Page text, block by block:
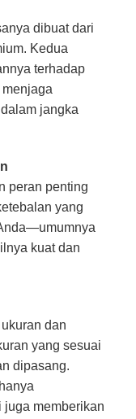
dibuat dari
Kedua
terhadap
menjaga
jangka
peran penting
yang
kuat dan
dan
yang sesuai
dipasang.
juga memberikan